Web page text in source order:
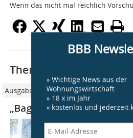
Wenn das nicht mal reichlich
BBB
» Wichtige News aus der
Wohnungswirtschaft
» 18 x im Jahr
» kostenlos und jederzeit
Thematisch passende
Ausgabe 05/2025
„Bagger müssen wieder
Liebe Leserinnen,
Hubertz ist neue